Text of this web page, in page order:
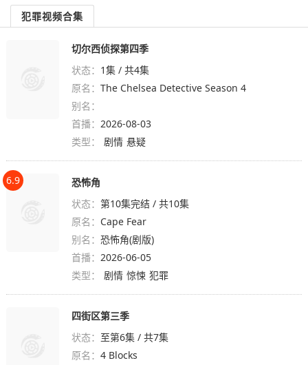
犯罪视频合集
切尔西侦探第四季
状态： 1集 / 共4集
原名：The Chelsea Detective Season 4
别名：
首播：2026-08-03
类型：
剧情 悬疑
6.9
恐怖角
状态：第10集完结 / 共10集
原名： Cape Fear
别名：恐怖角(剧版)
首播：2026-06-05
类型：
剧情 惊悚 犯罪
四街区第三季
状态： 至第6集 / 共7集
原名：4 Blocks